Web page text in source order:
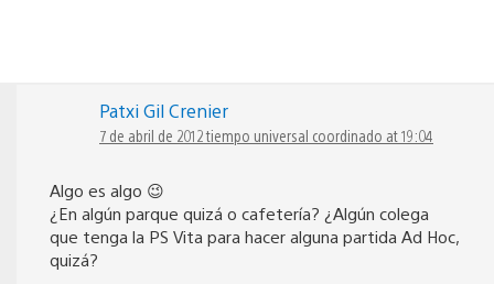
Patxi Gil Crenier
7 de abril de 2012 tiempo universal coordinado at 19:04
Algo es algo 😉
¿En algún parque quizá o cafetería? ¿Algún colega
que tenga la PS Vita para hacer alguna partida Ad Hoc,
quizá?